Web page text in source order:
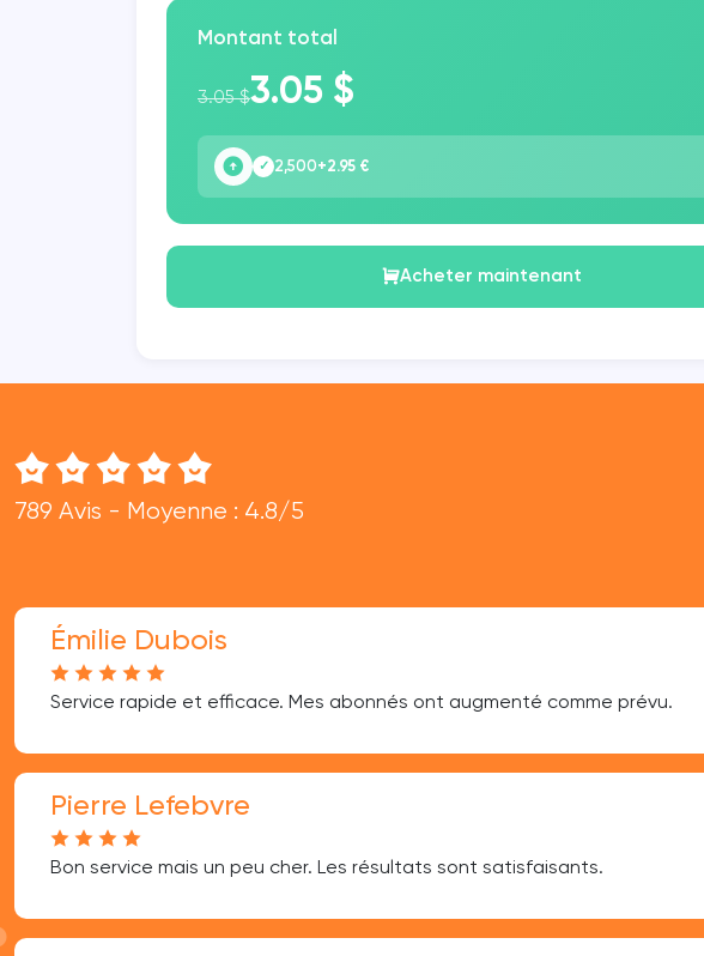
Montant total
3.05 $3.05 $
✓ 2,500+2.95 €
Acheter maintenant
789 Avis - Moyenne : 4.8/5
Émilie Dubois
Service rapide et efficace. Mes abonnés ont augmenté comme prévu.
Pierre Lefebvre
Bon service mais un peu cher. Les résultats sont satisfaisants.